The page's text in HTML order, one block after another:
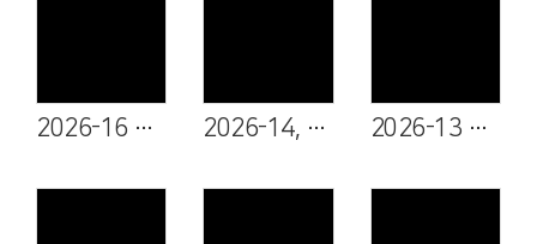
2026-16 채영서 청년 2026-14, 15 이옥희 권사, 고유미 성도 2026-13 이성진 청년